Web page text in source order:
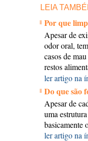
LEIA
Por que
Apesar de
odor oral,
casos de
restos
ler artigo na
Do que são
Apesar de
uma
basicamente
ler artigo na